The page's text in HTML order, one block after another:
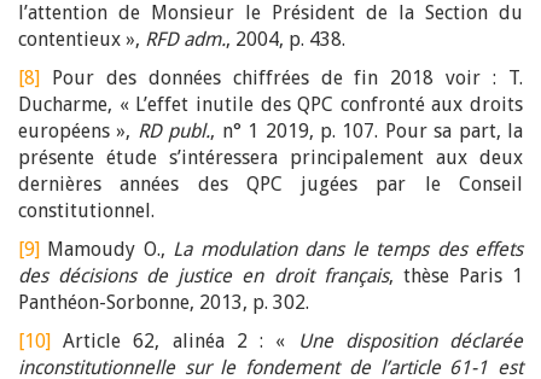
l’attention de Monsieur le Président de la Section du
contentieux », RFD adm., 2004, p. 438.
[8] Pour des données chiffrées de fin 2018 voir : T.
Ducharme, « L’effet inutile des QPC confronté aux droits
européens », RD publ., n° 1 2019, p. 107. Pour sa part, la
présente étude s’intéressera principalement aux deux
dernières années des QPC jugées par le Conseil
constitutionnel.
[9] Mamoudy O., La modulation dans le temps des effets
des décisions de justice en droit français, thèse Paris 1
Panthéon-Sorbonne, 2013, p. 302.
[10] Article 62, alinéa 2 : «
Une disposition déclarée
inconstitutionnelle sur le fondement de l’article 61-1 est